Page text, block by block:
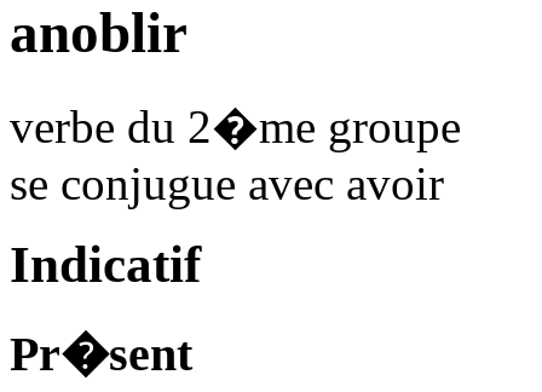
anoblir
verbe du 2�me groupe
se conjugue avec avoir
Indicatif
Pr�sent